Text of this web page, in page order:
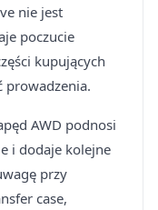
nie jest
poczucie
kupujących
prowadzenia.
AWD podnosi
i dodaje kolejne
przy
case,